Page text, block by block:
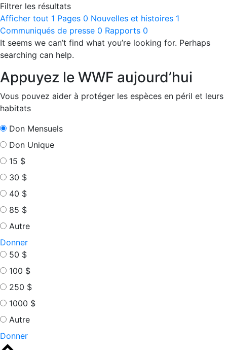
Filtrer les résultats
Afficher tout 1 Pages 0 Nouvelles et histoires 1
Communiqués de presse 0 Rapports 0
It seems we can’t find what you’re looking for. Perhaps
searching can help.
Appuyez le WWF aujourd’hui
Vous pouvez aider à protéger les espèces en péril et leurs
habitats
Don Mensuels
Don Unique
15 $
30 $
40 $
85 $
Autre
Donner
50 $
100 $
250 $
1000 $
Autre
Donner